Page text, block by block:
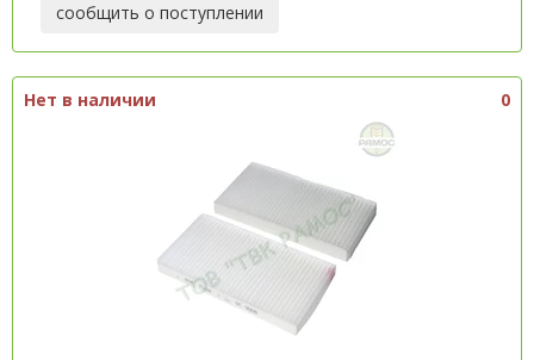
сообщить о поступлении
Нет в наличии 0